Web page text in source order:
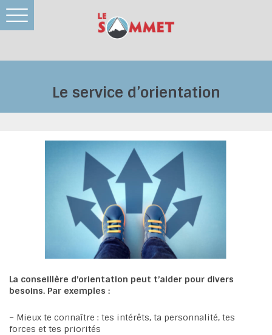
navigation
Le service d’orientation
La conseillère d’orientation peut t’aider pour divers
besoins. Par exemples :
– Mieux te connaître : tes intérêts, ta personnalité, tes
forces et tes priorités